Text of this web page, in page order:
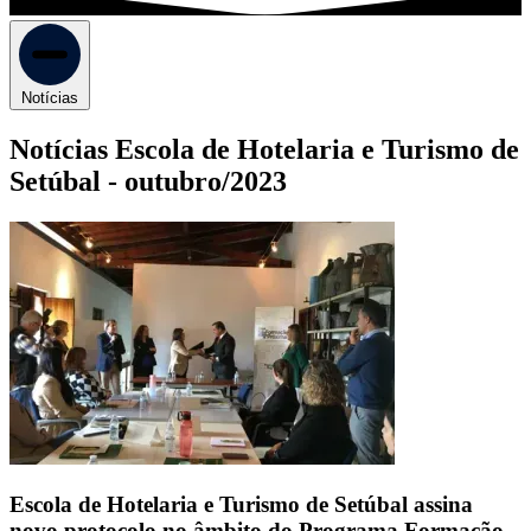
Notícias
Notícias Escola de Hotelaria e Turismo de
Setúbal - outubro/2023
Escola de Hotelaria e Turismo de Setúbal assina